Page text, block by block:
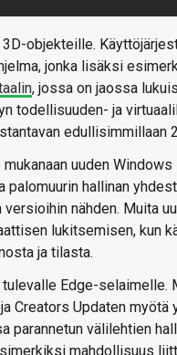
objekteille.
jonka lisäksi
, jossa on jaossa
todellisuuden- ja
edullisimmillaan
uuden
palomuurin hallinan
nähden. Muita
lukitsemisen, kun
ja tilasta.
Edge-selaimelle.
Creators Updaten
parannetun välilehtien
mahdollisuus